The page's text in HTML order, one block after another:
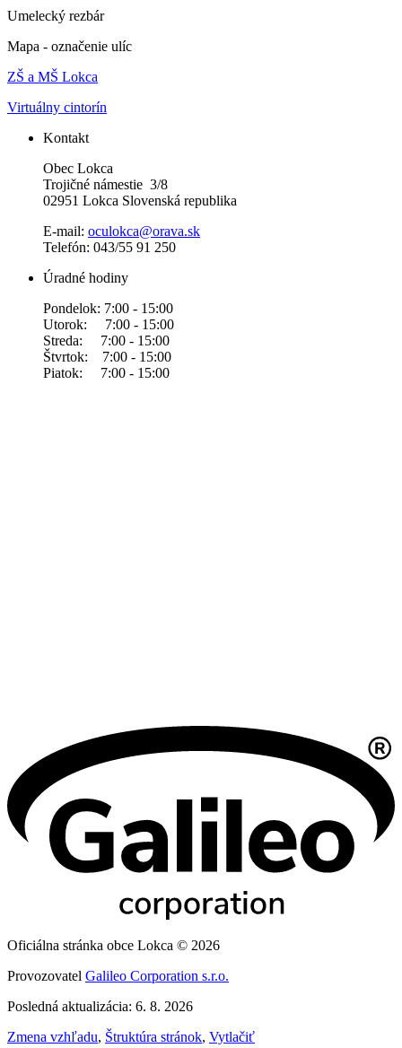
Umelecký rezbár
Mapa - označenie ulíc
ZŠ a MŠ Lokca
Virtuálny cintorín
Kontakt
Obec Lokca
Trojičné námestie 3/8
02951 Lokca Slovenská republika
E-mail: oculokca@orava.sk
Telefón: 043/55 91 250
Úradné hodiny
Pondelok: 7:00 - 15:00
Utorok: 7:00 - 15:00
Streda: 7:00 - 15:00
Štvrtok: 7:00 - 15:00
Piatok: 7:00 - 15:00
Oficiálna stránka obce Lokca © 2026
Provozovatel Galileo Corporation s.r.o.
Posledná aktualizácia: 6. 8. 2026
Zmena vzhľadu, Štruktúra stránok, Vytlačiť